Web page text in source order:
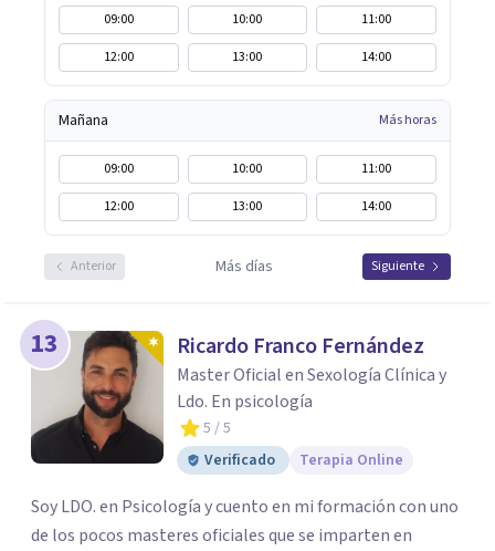
09:00 10:00
11:00
12:00
13:00 14:00
Mañana Más horas
09:00 10:00
11:00
12:00
13:00 14:00
Anterior Más días Siguiente
13 Ricardo Franco Fernández
Master Oficial en Sexología Clínica y
Ldo. En psicología
5 / 5
Verificado
Terapia Online
Soy LDO. en Psicología y cuento en mi formación con uno
de los pocos masteres oficiales que se imparten en